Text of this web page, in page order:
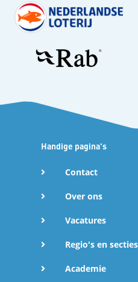
Handige pagina's
Contact
Over ons
Vacatures
Regio's en secties
Academie